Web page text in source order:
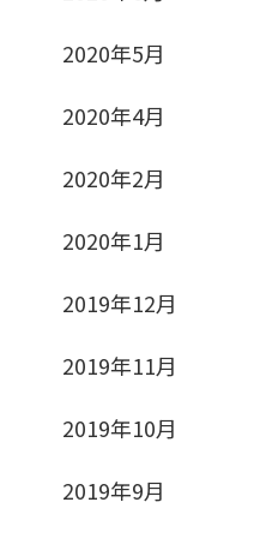
2020年5月
2020年4月
2020年2月
2020年1月
2019年12月
2019年11月
2019年10月
2019年9月